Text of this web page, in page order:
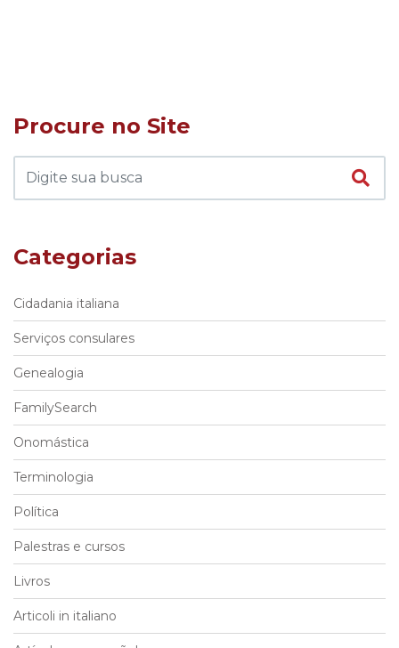
Procure no Site
Categorias
Cidadania italiana
Serviços consulares
Genealogia
FamilySearch
Onomástica
Terminologia
Política
Palestras e cursos
Livros
Articoli in italiano